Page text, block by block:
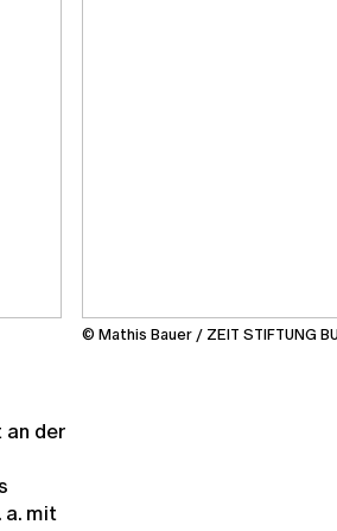
© Mathis Bauer / ZEIT STIFTUNG
der
mit